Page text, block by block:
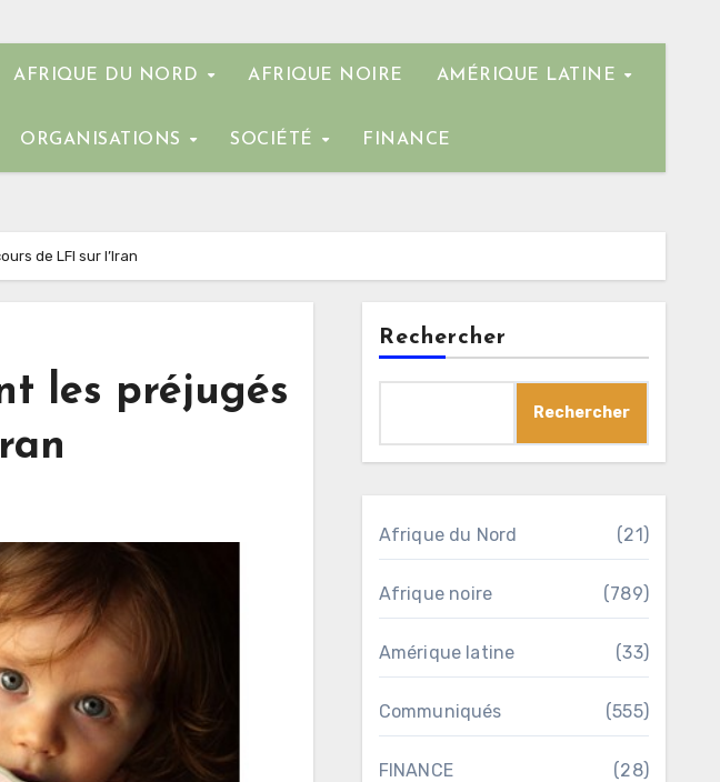
AFRIQUE DU NORD AFRIQUE NOIRE AMÉRIQUE LATINE
ORGANISATIONS SOCIÉTÉ FINANCE
de LFI sur l’Iran
les préjugés
Rechercher
Rechercher
Afrique du Nord (21)
Afrique noire (789)
Amérique latine (33)
Communiqués (555)
FINANCE (28)